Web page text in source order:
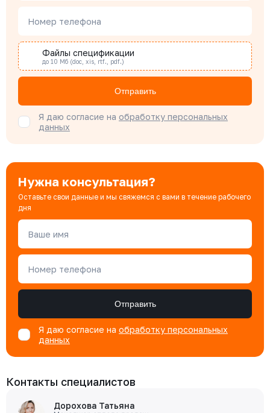
Специалист отдела снабжения
Бондарюк Евгения
Специалист отдела продаж
Номер телефона
Файлы спецификации
до 10 Мб (doc, xis, rtf., pdf.)
Отправить
Я даю согласие на обработку персональных
данных
Нужна консультация?
Оставьте свои данные и мы свяжемся с вами в течение рабочего
дня
Ваше имя
Номер телефона
Отправить
Я даю согласие на обработку персональных
данных
Контакты специалистов
Дорохова Татьяна